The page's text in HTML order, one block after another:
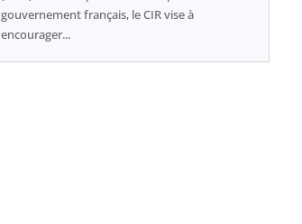
gouvernement français, le CIR vise à
encourager...